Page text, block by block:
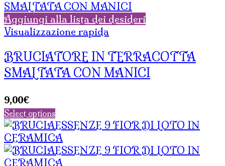
Aggiungi alla lista dei desideri
Visualizzazione rapida
BRUCIATORE IN TERRACOTTA
SMALTATA CON MANICI
9,00€
Select options